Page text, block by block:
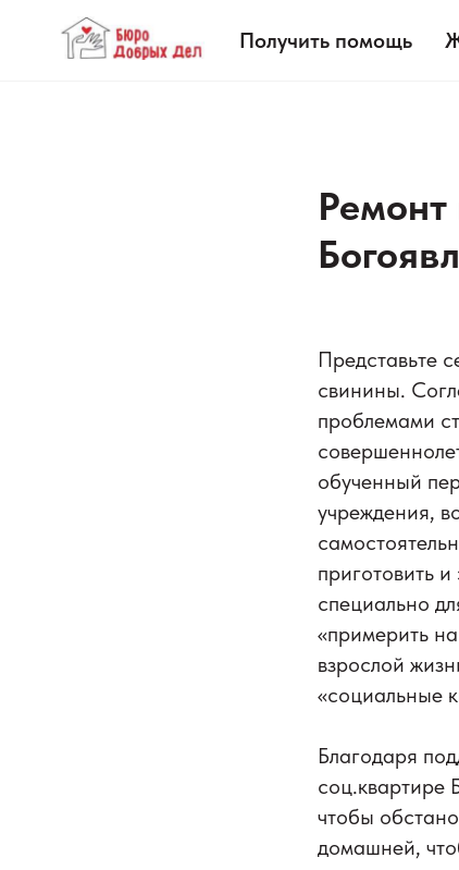
Получить помощь
Ремонт
Представьте
свинины.
проблемами
обученный
учреждения,
приготовить
специально
«примерить
взрослой
«социальные​
Благодаря
соц.квартире
чтобы
домашней,